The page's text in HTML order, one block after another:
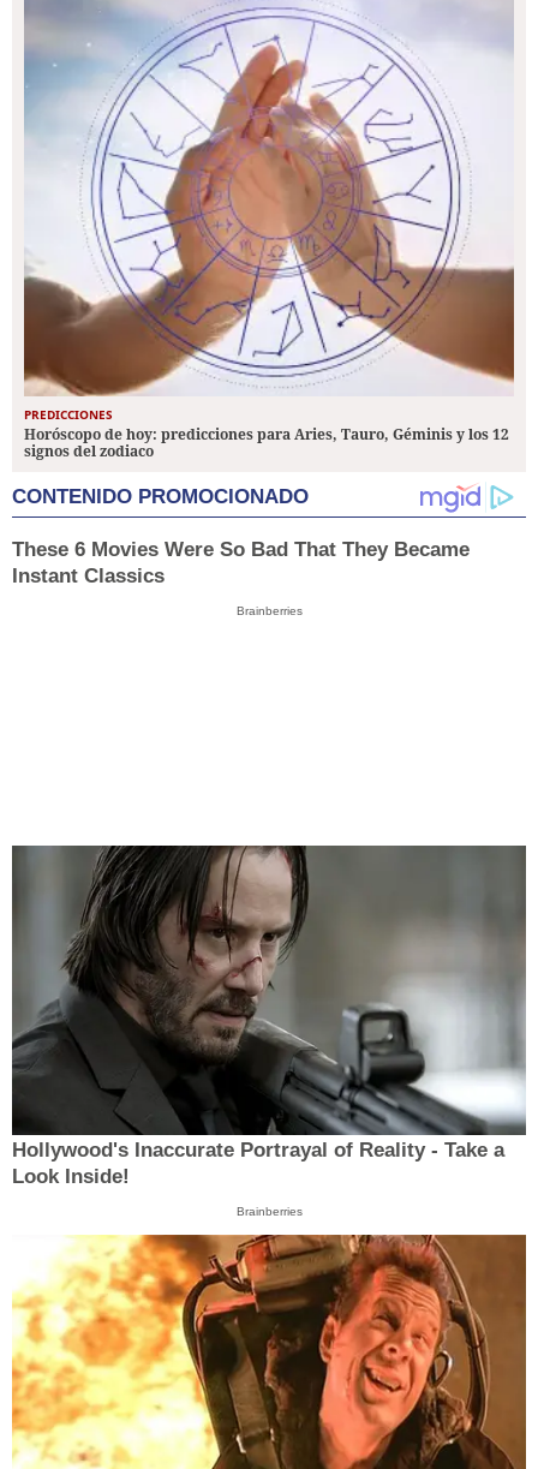
PREDICCIONES
Horóscopo de hoy: predicciones para Aries, Tauro, Géminis y los 12
signos del zodiaco
CONTENIDO PROMOCIONADO
These 6 Movies Were So Bad That They Became
Instant Classics
Brainberries
Hollywood's Inaccurate Portrayal of Reality - Take a
Look Inside!
Brainberries